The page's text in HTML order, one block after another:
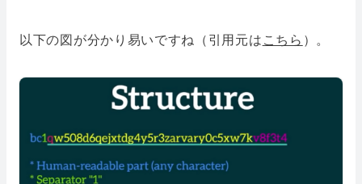
以下の図が分かり易いですね（引用元は こちら ）。